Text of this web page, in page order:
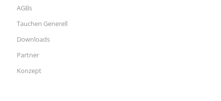
AGBs
Tauchen Generell
Downloads
Partner
Konzept